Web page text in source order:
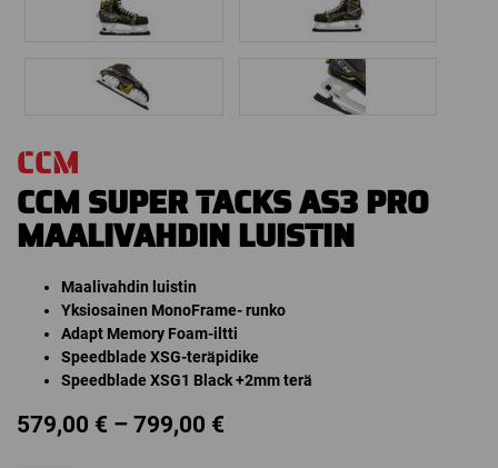
CCM
CCM SUPER TACKS AS3 PRO
MAALIVAHDIN LUISTIN
Maalivahdin luistin
Yksiosainen MonoFrame- runko
Adapt Memory Foam-iltti
Speedblade XSG-teräpidike
Speedblade XSG1 Black +2mm terä
579,00 € – 799,00 €